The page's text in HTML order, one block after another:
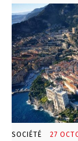
SOCIÉTÉ 27